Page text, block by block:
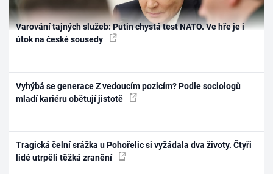
Varování tajných služeb: Putin chystá test NATO. Ve hře je i
útok na české sousedy
Vyhýbá se generace Z vedoucím pozicím? Podle sociologů
mladí kariéru obětují jistotě
Tragická čelní srážka u Pohořelic si vyžádala dva životy. Čtyři
lidé utrpěli těžká zranění